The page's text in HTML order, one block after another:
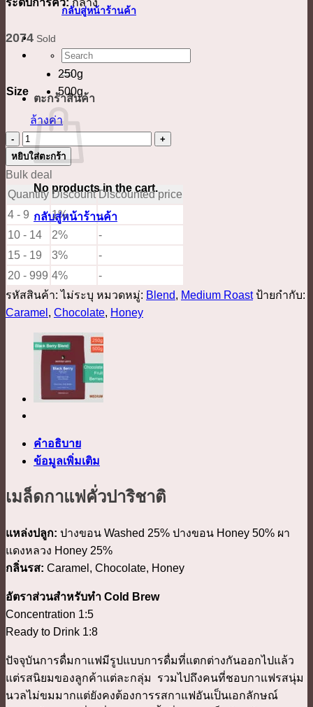
กลับสู่หน้าร้านค้า
ค้นหา:
ตะกร้าสินค้า
No products in the cart.
กลับสู่หน้าร้านค้า
2074 Sold
Size
250g
500g
ล้างค่า
จำนวน
ปาริชาติ
ชิ้น
หยิบใส่ตะกร้า
Bulk deal
Quantity Discount Discounted price
4 - 9
1%
-
10 - 14
2%
-
15 - 19
3%
-
20 - 999 4%
-
รหัสสินค้า:ไม่ระบุ หมวดหมู่: Blend, Medium Roast ป้ายกำกับ:
Caramel , Chocolate, Honey
คำอธิบาย
ข้อมูลเพิ่มเติม
เมล็ดกาแฟคั่วปาริชาติ
แหล่งปลูก: ปางขอน Washed 25% ปางขอน Honey 50% ผา
แดงหลวง Honey 25%
กลิ่นรส: Caramel, Chocolate, Honey
อัตราส่วนสำหรับทำ Cold Brew
Concentration 1:5
Ready to Drink 1:8
ปัจจุบันการดื่มกาแฟมีรูปแบบการดื่มที่แตกต่างกันออกไปแล้ว
แต่รสนิยมของลูกค้าแต่ละกลุ่ม รวมไปถึงคนที่ชอบกาแฟรสนุ่ม
นวลไม่ขมมากแต่ยังคงต้องการรสกาแฟอันเป็นเอกลักษณ์